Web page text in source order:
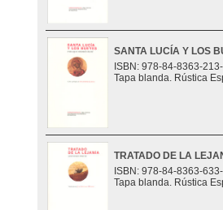
SANTA LUCÍA Y LOS
ISBN: 978-84-8363-
Tapa blanda. Rústica
TRATADO DE LA
ISBN: 978-84-8363-
Tapa blanda. Rústica